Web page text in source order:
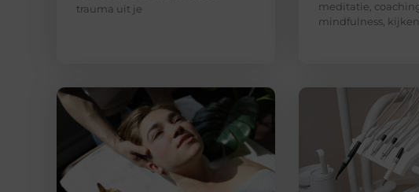
trauma uit je
meditatie,
mindfulness,